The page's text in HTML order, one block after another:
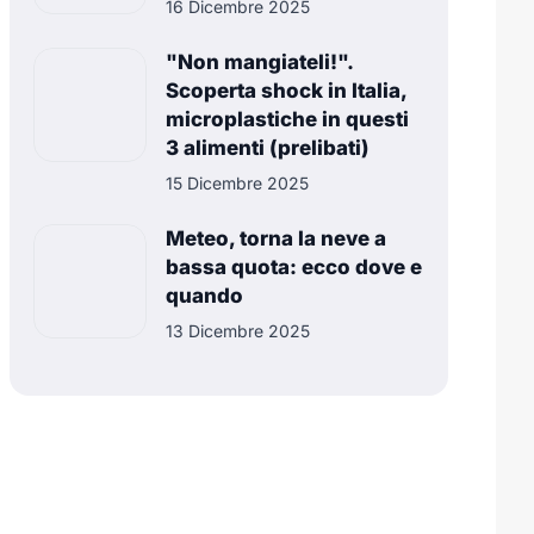
16 Dicembre 2025
"Non mangiateli!".
Scoperta shock in Italia,
microplastiche in questi
3 alimenti (prelibati)
15 Dicembre 2025
Meteo, torna la neve a
bassa quota: ecco dove e
quando
13 Dicembre 2025